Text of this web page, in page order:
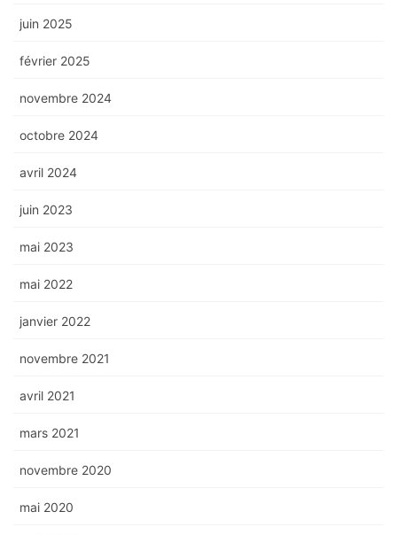
juin 2025
février 2025
novembre 2024
octobre 2024
avril 2024
juin 2023
mai 2023
mai 2022
janvier 2022
novembre 2021
avril 2021
mars 2021
novembre 2020
mai 2020